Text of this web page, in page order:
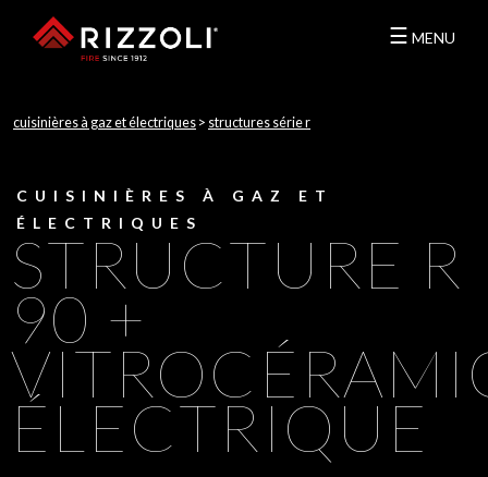
☰ MENU
cuisinières à gaz et électriques > structures série r
CUISINIÈRES À GAZ ET
ÉLECTRIQUES
STRUCTURE R
90 +
ÉLECTRIQUE